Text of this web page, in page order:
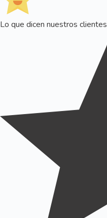
Lo que dicen nuestros clientes